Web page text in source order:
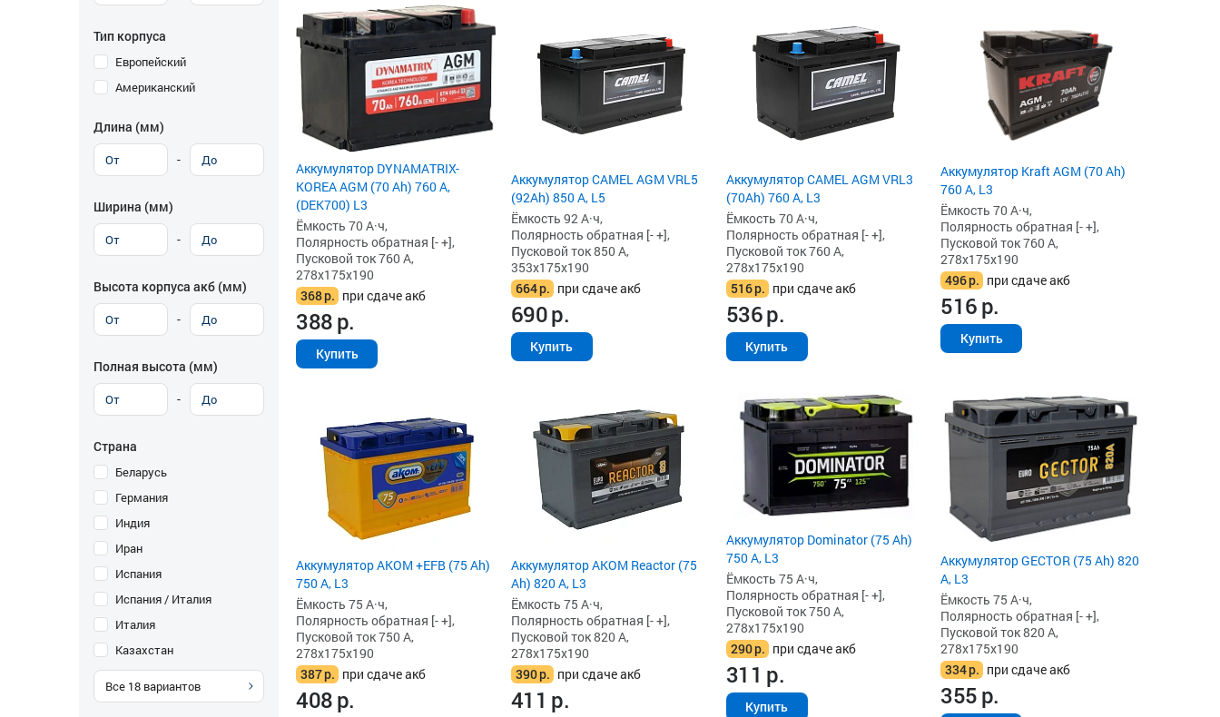
Тип корпуса
Европейский
Американский
Длина (мм)
-
Ширина (мм)
-
Высота корпуса акб (мм)
-
Полная высота (мм)
-
Страна
Беларусь
Германия
Индия
Иран
Испания
Испания / Италия
Италия
Казахстан
Все 18 вариантов
Аккумулятор DYNAMATRIX-
KOREA AGM (70 Ah) 760 А,
(DEK700) L3
Ёмкость 70 А·ч,
Полярность обратная [- +],
Пусковой ток 760 А,
278x175x190
368р. при сдаче акб
388р.
Купить
Аккумулятор CAMEL AGM VRL5
(92Ah) 850 А, L5
Ёмкость 92 А·ч,
Полярность обратная [- +],
Пусковой ток 850 А,
353x175x190
664р. при сдаче акб
690р.
Купить
Аккумулятор CAMEL AGM VRL3
(70Ah) 760 А, L3
Ёмкость 70 А·ч,
Полярность обратная [- +],
Пусковой ток 760 А,
278x175x190
516р. при сдаче акб
536р.
Купить
Аккумулятор Kraft AGM (70 Ah)
760 А, L3
Ёмкость 70 А·ч,
Полярность обратная [- +],
Пусковой ток 760 А,
278x175x190
496р. при сдаче акб
516р.
Купить
Аккумулятор AKOM +EFB (75 Ah)
750 А, L3
Ёмкость 75 А·ч,
Полярность обратная [- +],
Пусковой ток 750 А,
278x175x190
387р. при сдаче акб
408р.
Аккумулятор AKOM Reactor (75
Ah) 820 А, L3
Ёмкость 75 А·ч,
Полярность обратная [- +],
Пусковой ток 820 А,
278x175x190
390р. при сдаче акб
411 р.
Аккумулятор Dominator (75 Ah)
750 А, L3
Ёмкость 75 А·ч,
Полярность обратная [- +],
Пусковой ток 750 А,
278x175x190
290р. при сдаче акб
311 р.
Купить
Аккумулятор GECTOR (75 Ah) 820
А, L3
Ёмкость 75 А·ч,
Полярность обратная [- +],
Пусковой ток 820 А,
278x175x190
334р. при сдаче акб
355р.